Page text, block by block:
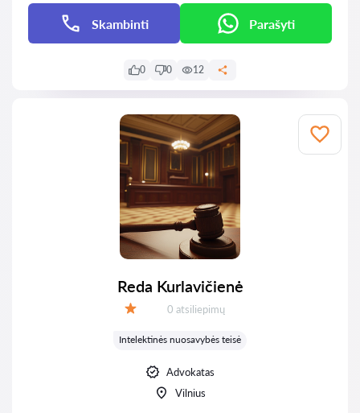
Skambinti Parašyti
0 0 12
Reda Kurlavičienė
Atsiliepimų:
0 atsiliepimų
Intelektinės nuosavybės teisė
Advokatas
Vilnius